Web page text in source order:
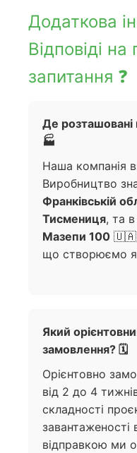
Додаткова
Відповіді
запитання ❓
Де розташовані
🏭
Наша компанія
Виробництво
Франківській
Тисмениця, та
Мазепи 100
що створюємо
Який
замовлення? 🗓️
Орієнтовно
від 2 до 4
складності
відправкою ми